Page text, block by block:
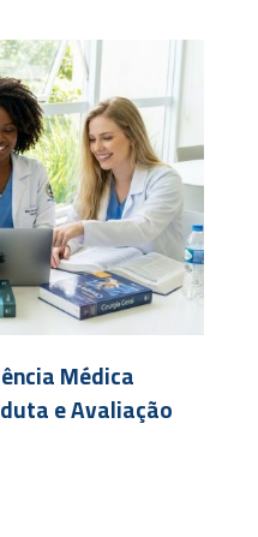
Médica
e Avaliação